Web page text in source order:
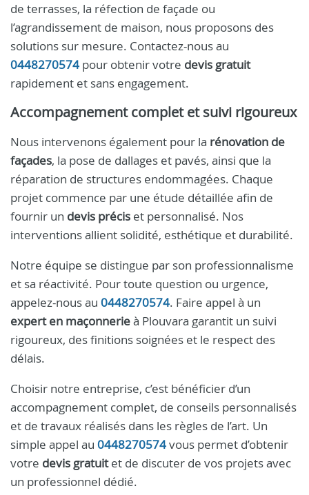
de terrasses, la réfection de façade ou
l’agrandissement de maison, nous proposons des
solutions sur mesure. Contactez-nous au
0448270574 pour obtenir votre devis gratuit
rapidement et sans engagement.
Accompagnement complet et suivi rigoureux
Nous intervenons également pour la rénovation de
façades, la pose de dallages et pavés, ainsi que la
réparation de structures endommagées. Chaque
projet commence par une étude détaillée afin de
fournir un devis précis et personnalisé. Nos
interventions allient solidité, esthétique et durabilité.
Notre équipe se distingue par son professionnalisme
et sa réactivité. Pour toute question ou urgence,
appelez-nous au 0448270574. Faire appel à un
expert en maçonnerieà Plouvara garantit un suivi
rigoureux, des finitions soignées et le respect des
délais.
Choisir notre entreprise, c’est bénéficier d’un
accompagnement complet, de conseils personnalisés
et de travaux réalisés dans les règles de l’art. Un
simple appel au 0448270574vous permet d’obtenir
votre devis gratuitet de discuter de vos projets avec
un professionnel dédié.